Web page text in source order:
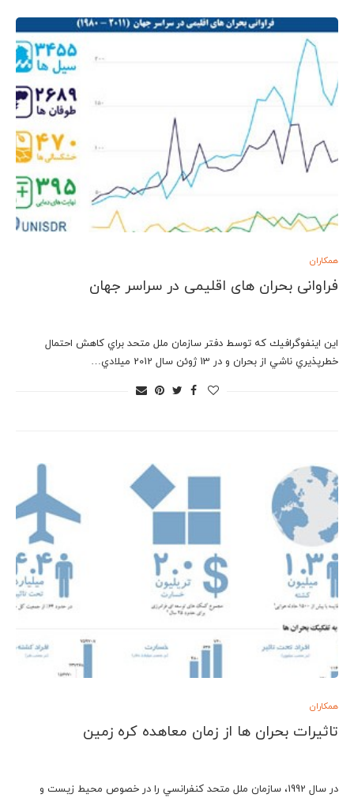
همکاران
فراوانی بحران های اقلیمی در سراسر جهان
اين اينفوگرافيك كه توسط دفتر سازمان ملل متحد براي كاهش احتمال
خطرپذيري ناشي از بحران و در 13 ژوئن سال 2012 ميلادي…
همکاران
تاثیرات بحران ها از زمان معاهده کره زمین
در سال 1992، سازمان ملل متحد كنفرانسي را در خصوص محيط زيست و